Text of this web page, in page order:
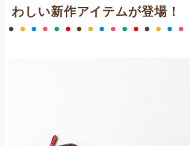
ダウンロード
わしい新作アイテムが登場！